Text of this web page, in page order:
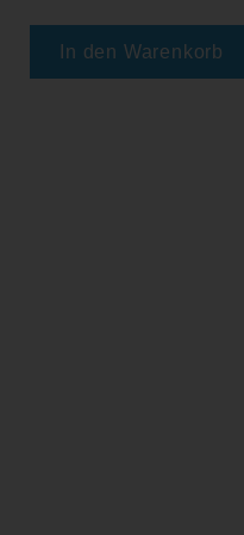
In den Warenkorb